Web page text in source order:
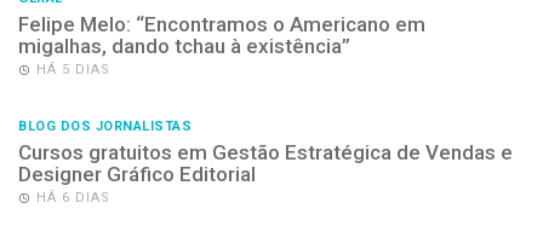
Felipe Melo: “Encontramos o Americano em
migalhas, dando tchau à existência”
HÁ 5 DIAS
BLOG DOS JORNALISTAS
Cursos gratuitos em Gestão Estratégica de Vendas e
Designer Gráfico Editorial
HÁ 6 DIAS